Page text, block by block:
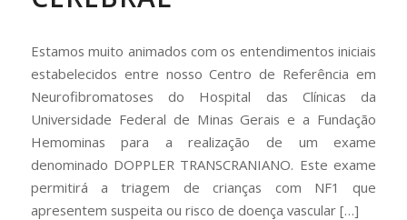
Estamos muito animados com os entendimentos iniciais
estabelecidos entre nosso Centro de Referência em
Neurofibromatoses do Hospital das Clínicas da
Universidade Federal de Minas Gerais e a Fundação
Hemominas para a realização de um exame
denominado DOPPLER TRANSCRANIANO. Este exame
permitirá a triagem de crianças com NF1 que
apresentem suspeita ou risco de doença vascular […]